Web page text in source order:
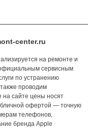
center.ru
на ремонте и
сервисным
по устранению
проводим
на сайте цены носят
офертой — точную
телефонов,
бренда Apple